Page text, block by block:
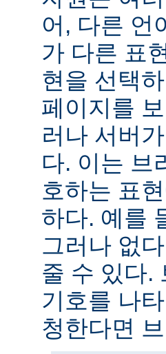
어, 다른 언
가 다른 표
현을 선택
페이지를
러나 서버
다. 이는 브
호하는 표
하다. 예를
그러나 없
줄 수 있다.
기호를 나
청한다면